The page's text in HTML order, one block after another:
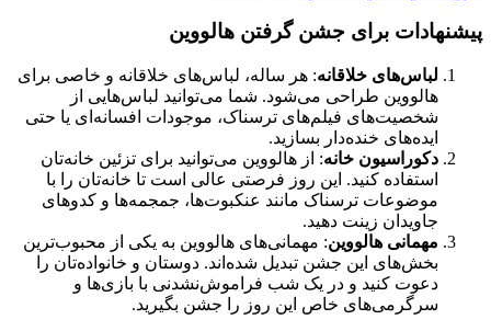
پیشنهادات برای جشن گرفتن هالووین
لباس‌های خلاقانه: هر ساله، لباس‌های خلاقانه و خاصی برای
هالووین طراحی می‌شود. شما می‌توانید لباس‌هایی از
شخصیت‌های فیلم‌های ترسناک، موجودات افسانه‌ای یا حتی
ایده‌های خنده‌دار بسازید.
دکوراسیون خانه: از هالووین می‌توانید برای تزئین خانه‌تان
استفاده کنید. این روز فرصتی عالی است تا خانه‌تان را با
موضوعات ترسناک مانند عنکبوت‌ها، جمجمه‌ها و کدوهای
جاویدان زینت دهید.
مهمانی هالووین: مهمانی‌های هالووین به یکی از محبوب‌ترین
بخش‌های این جشن تبدیل شده‌اند. دوستان و خانواده‌تان را
دعوت کنید و در یک شب فراموش‌نشدنی با بازی‌ها و
سرگرمی‌های خاص این روز را جشن بگیرید.